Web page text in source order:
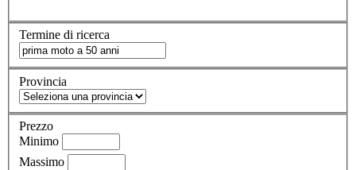
Termine di ricerca
Provincia
Prezzo
Minimo
Massimo